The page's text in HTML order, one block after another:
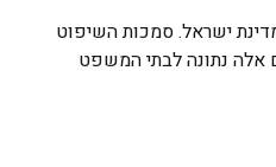
ישראל. סמכות השיפוט
אלה נתונה לבתי המשפט